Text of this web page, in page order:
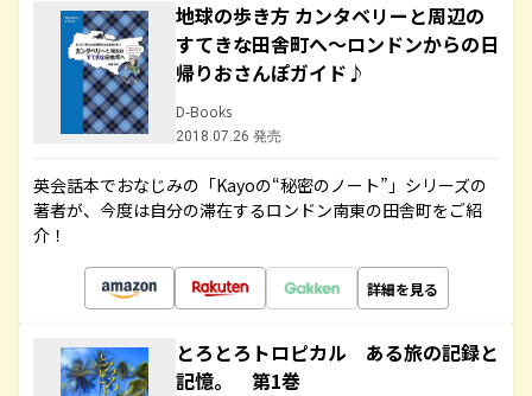
地球の歩き方 カンタベリーと周辺の
すてきな田舎町へ～ロンドンからの日
帰りおさんぽガイド♪
D-Books
2018.07.26 発売
英会話本でおなじみの「Kayoの“秘密のノート”」シリーズの
著者が、今度は自分の滞在するロンドン南東の田舎町をご紹
介！
詳細を見る
とろとろトロピカル ある旅の記録と
記憶。 第1巻